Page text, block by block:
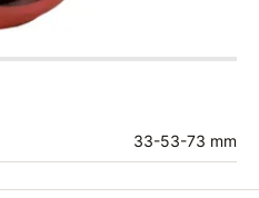
33-53-73 mm